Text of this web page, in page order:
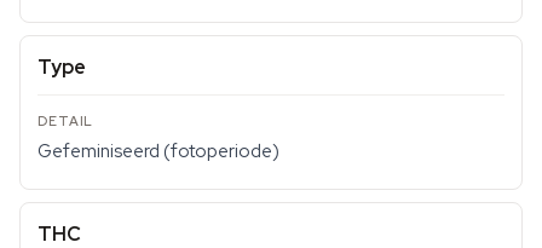
Type
Gefeminiseerd (fotoperiode)
THC